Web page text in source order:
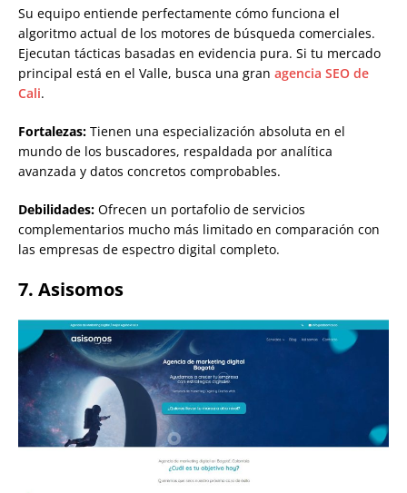
Su equipo entiende perfectamente cómo funciona el
algoritmo actual de los motores de búsqueda comerciales.
Ejecutan tácticas basadas en evidencia pura. Si tu mercado
principal está en el Valle, busca una gran agencia SEO de
Cali.
Fortalezas: Tienen una especialización absoluta en el
mundo de los buscadores, respaldada por analítica
avanzada y datos concretos comprobables.
Debilidades: Ofrecen un portafolio de servicios
complementarios mucho más limitado en comparación con
las empresas de espectro digital completo.
7. Asisomos